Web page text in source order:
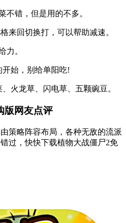
不错，但是用的不多。
来回切换打，可以帮助减速。
力。
开始，别给单阳吃!
火龙草、闪电草、五颗豌豆。
版网友点评
策略阵容布局，各种无敌的流派
过，快快下载植物大战僵尸2免